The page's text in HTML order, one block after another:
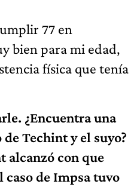
77 en
bien para mi edad,
física que tenía
¿Encuentra una
Techint y el suyo?
alcanzó con que
caso de Impsa tuvo